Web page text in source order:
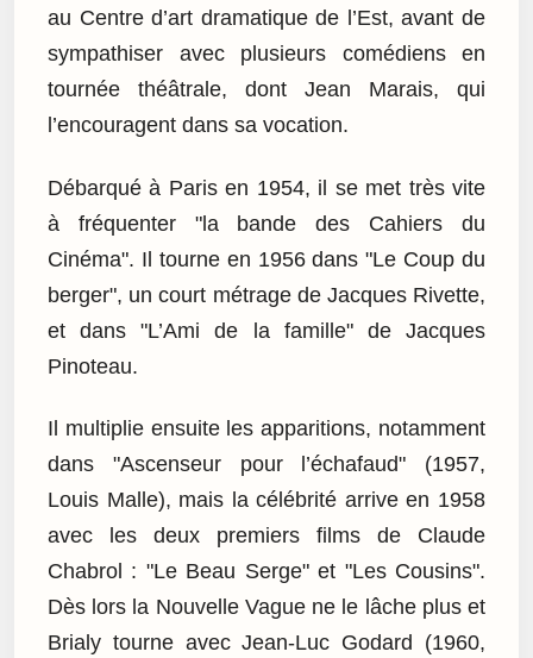
au Centre d’art dramatique de l’Est, avant de
sympathiser avec plusieurs comédiens en
tournée théâtrale, dont Jean Marais, qui
l’encouragent dans sa vocation.
Débarqué à Paris en 1954, il se met très vite
à fréquenter "la bande des Cahiers du
Cinéma". Il tourne en 1956 dans "Le Coup du
berger", un court métrage de Jacques Rivette,
et dans "L’Ami de la famille" de Jacques
Pinoteau.
Il multiplie ensuite les apparitions, notamment
dans "Ascenseur pour l’échafaud" (1957,
Louis Malle), mais la célébrité arrive en 1958
avec les deux premiers films de Claude
Chabrol : "Le Beau Serge" et "Les Cousins".
Dès lors la Nouvelle Vague ne le lâche plus et
Brialy tourne avec Jean-Luc Godard (1960,